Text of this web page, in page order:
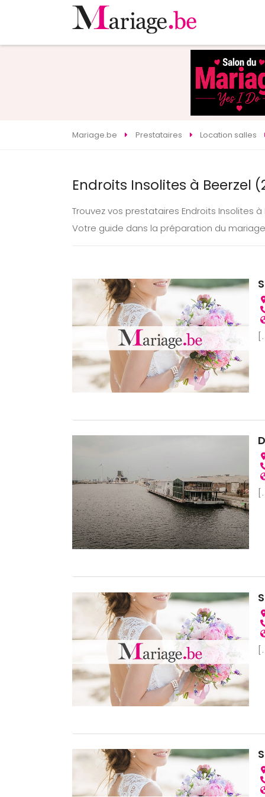
Mariage.be Prestataires Location salles
Endroits Insolites à Beerzel
Trouvez vos prestataires Endroits Insolites
Votre guide dans la préparation du